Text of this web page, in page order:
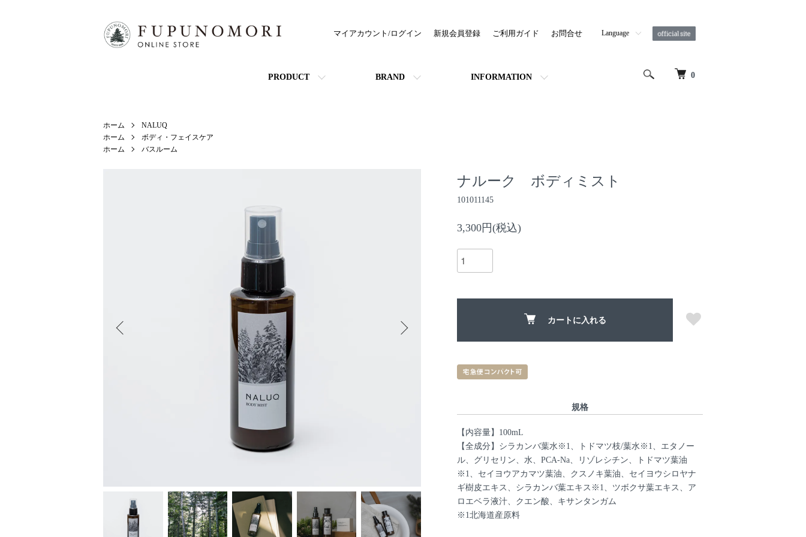
0
PRODUCT BRAND INFORMATION
マイアカウント/ログイン 新規会員登録 ご利用ガイド お問合せ
Language
ホーム
NALUQ
ホーム
ボディ・フェイスケア
ホーム
バスルーム
ナルーク ボディミスト
101011145
3,300円(税込)
カートに入れる
規格
【内容量】100mL
【全成分】シラカンバ葉水※1、トドマツ枝/葉水※1、エタノー
ル、グリセリン、水、PCA-Na、リゾレシチン、トドマツ葉油
※1、セイヨウアカマツ葉油、クスノキ葉油、セイヨウシロヤナ
ギ樹皮エキス、シラカンバ葉エキス※1、ツボクサ葉エキス、ア
ロエベラ液汁、クエン酸、キサンタンガム
※1北海道産原料